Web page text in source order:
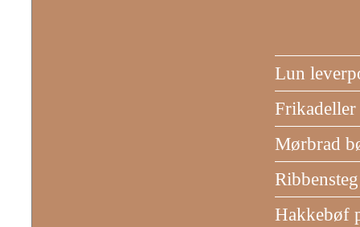
Lun
Mørbrad
Hakkebøf